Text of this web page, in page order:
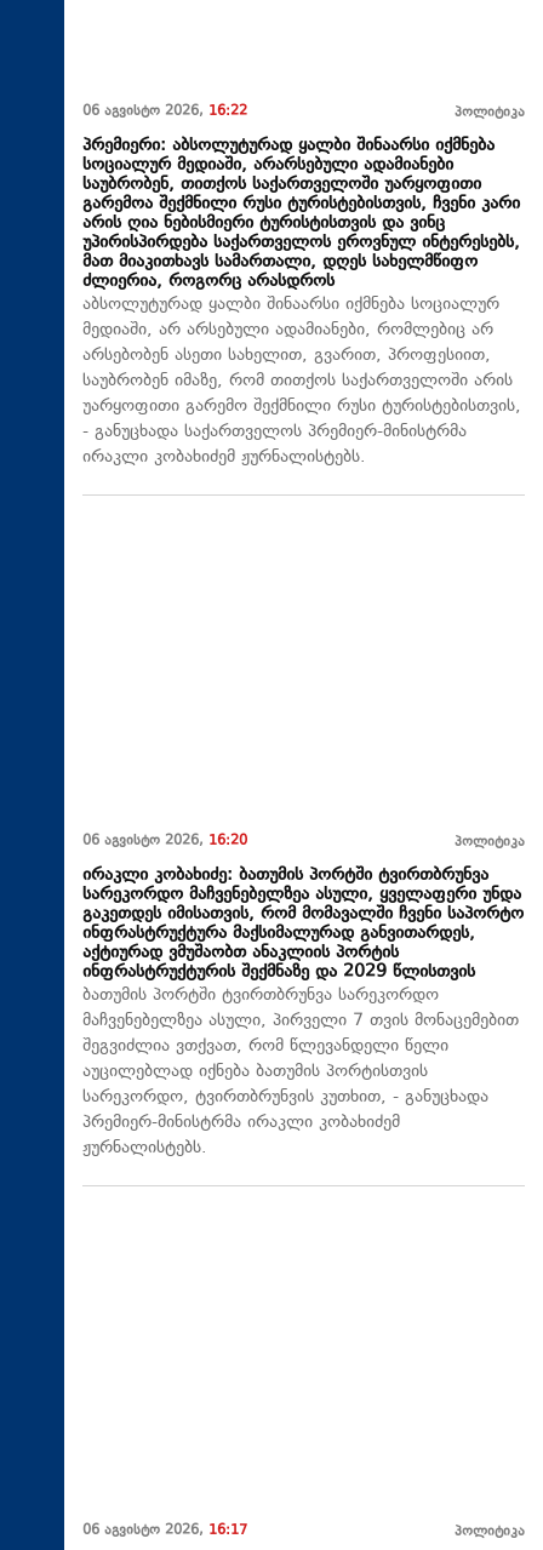
06 აგვისტო 2026, 16:22 პოლიტიკა
პრემიერი: აბსოლუტურად ყალბი შინაარსი იქმნება
სოციალურ მედიაში, არარსებული ადამიანები
საუბრობენ, თითქოს საქართველოში უარყოფითი
გარემოა შექმნილი რუსი ტურისტებისთვის, ჩვენი კარი
არის ღია ნებისმიერი ტურისტისთვის და ვინც
უპირისპირდება საქართველოს ეროვნულ ინტერესებს,
მათ მიაკითხავს სამართალი, დღეს სახელმწიფო
ძლიერია, როგორც არასდროს
აბსოლუტურად ყალბი შინაარსი იქმნება სოციალურ
მედიაში, არ არსებული ადამიანები, რომლებიც არ
არსებობენ ასეთი სახელით, გვარით, პროფესიით,
საუბრობენ იმაზე, რომ თითქოს საქართველოში არის
უარყოფითი გარემო შექმნილი რუსი ტურისტებისთვის,
- განუცხადა საქართველოს პრემიერ-მინისტრმა
ირაკლი კობახიძემ ჟურნალისტებს.
06 აგვისტო 2026, 16:20 პოლიტიკა
ირაკლი კობახიძე: ბათუმის პორტში ტვირთბრუნვა
სარეკორდო მაჩვენებელზეა ასული, ყველაფერი უნდა
გაკეთდეს იმისათვის, რომ მომავალში ჩვენი საპორტო
ინფრასტრუქტურა მაქსიმალურად განვითარდეს,
აქტიურად ვმუშაობთ ანაკლიის პორტის
ინფრასტრუქტურის შექმნაზე და 2029 წლისთვის
ბათუმის პორტში ტვირთბრუნვა სარეკორდო
მაჩვენებელზეა ასული, პირველი 7 თვის მონაცემებით
შეგვიძლია ვთქვათ, რომ წლევანდელი წელი
აუცილებლად იქნება ბათუმის პორტისთვის
სარეკორდო, ტვირთბრუნვის კუთხით, - განუცხადა
პრემიერ-მინისტრმა ირაკლი კობახიძემ
ჟურნალისტებს.
06 აგვისტო 2026, 16:17 პოლიტიკა